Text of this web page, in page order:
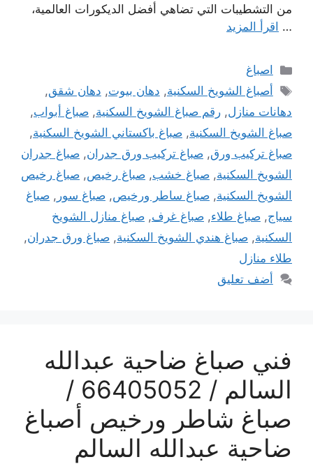
من التشطيبات التي تضاهي أفضل الديكورات العالمية،
… اقرأ المزيد
التصنيفات
اصباغ
الوسوم
أصباغ الشويخ السكنية, دهان بيوت, دهان شقق,
دهانات منازل, رقم صباغ الشويخ السكنية, صباغ أبواب,
صباغ الشويخ السكنية, صباغ باكستاني الشويخ السكنية,
صباغ تركيب ورق, صباغ تركيب ورق جدران, صباغ جدران
الشويخ السكنية, صباغ خشب, صباغ رخيص, صباغ رخيص
الشويخ السكنية, صباغ ساطر ورخيص, صباغ سور , صباغ
سياج, صباغ طلاء, صباغ غرف, صباغ منازل الشويخ
السكنية, صباغ هندي الشويخ السكنية, صباغ ورق جدران,
طلاء منازل
أضف تعليق
فني صباغ ضاحية عبدالله
السالم / 66405052 /
صباغ شاطر ورخيص أصباغ
ضاحية عبدالله السالم